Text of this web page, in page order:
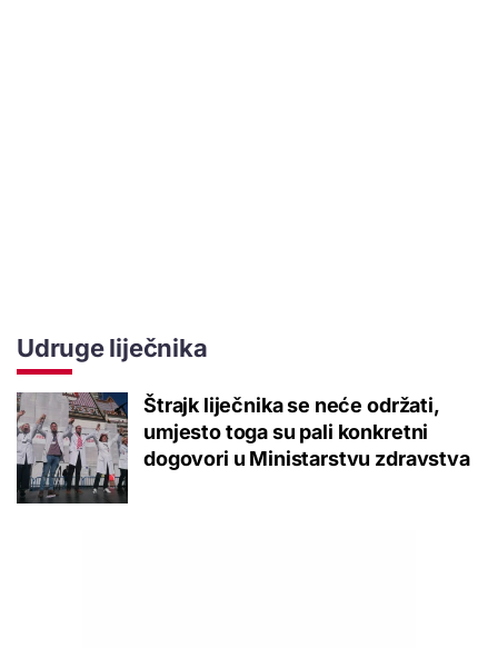
Udruge liječnika
Štrajk liječnika se neće održati,
umjesto toga su pali konkretni
dogovori u Ministarstvu zdravstva